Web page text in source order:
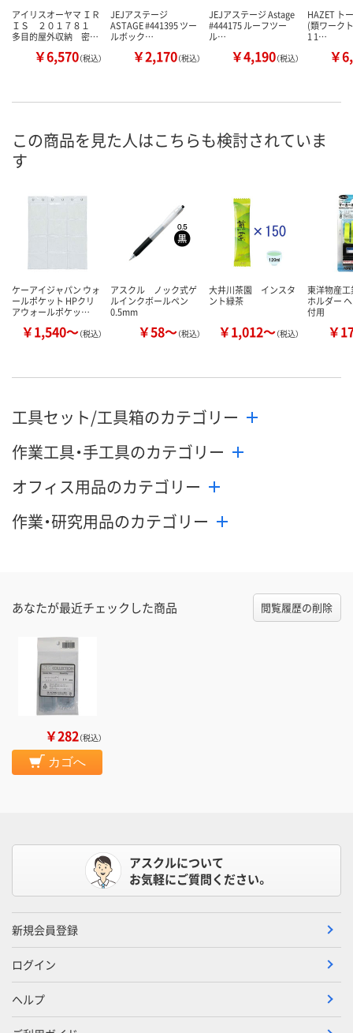
アイリスオーヤマ ＩＲ
ＩＳ ２０１７８１
多目的屋外収納 密…
￥6,570（税込）
JEJアステージ
ASTAGE #441395 ツー
ルボック…
￥2,170（税込）
JEJアステージ Astage
#444175 ルーフツー
ル…
￥4,190（税込）
HAZET ト
(類ワーク
1 1…
￥
この商品を見た人はこちらも検討されていま
す
ケーアイジャパン ウォ
ールポケット HPクリ
アウォールポケッ…
￥1,540～（税込）
アスクル ノック式ゲ
ルインクボールペン
0.5mm
￥58～（税込）
大井川茶園 インスタ
ント緑茶
￥1,012～（税込）
東洋物産
ホルダー
付用
￥
工具セット/工具箱のカテゴリー
作業工具・手工具のカテゴリー
オフィス用品のカテゴリー
作業・研究用品のカテゴリー
あなたが最近チェックした商品 閲覧履歴の削除
￥282（税込）
カゴへ
アスクルについて
お気軽にご質問ください。
新規会員登録
ログイン
ヘルプ